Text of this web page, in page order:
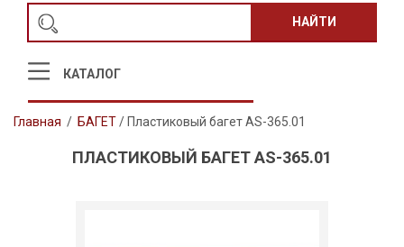
НАЙТИ
КАТАЛОГ
Главная / БАГЕТ/ Пластиковый багет AS-365.01
ПЛАСТИКОВЫЙ БАГЕТ AS-365.01